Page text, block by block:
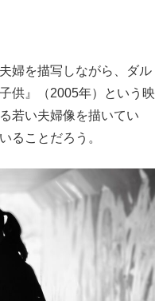
婦を描写しながら、ダル
供』（2005年）という映
若い夫婦像を描いてい
ることだろう。